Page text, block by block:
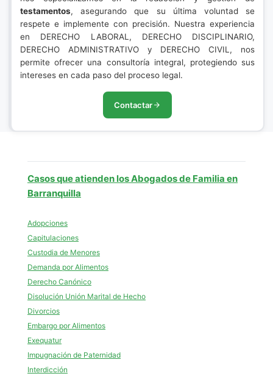
testamentos, asegurando que su última voluntad se
respete e implemente con precisión. Nuestra experiencia
en DERECHO LABORAL, DERECHO DISCIPLINARIO,
DERECHO ADMINISTRATIVO y DERECHO CIVIL, nos
permite ofrecer una consultoría integral, protegiendo sus
intereses en cada paso del proceso legal.
Contactar
Casos que atienden los Abogados de Familia en
Barranquilla
Adopciones
Capitulaciones
Custodia de Menores
Demanda por Alimentos
Derecho Canónico
Disolución Unión Marital de Hecho
Divorcios
Embargo por Alimentos
Exequatur
Impugnación de Paternidad
Interdicción